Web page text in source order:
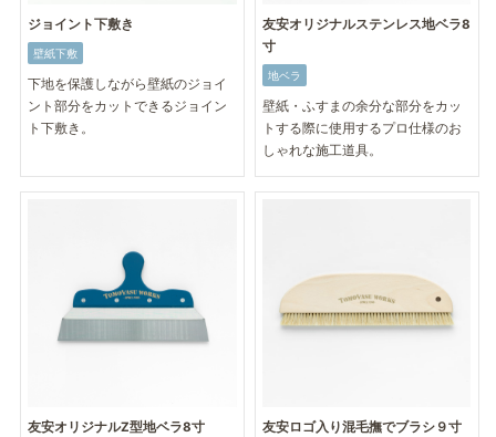
ジョイント下敷き
壁紙下敷
下地を保護しながら壁紙のジョイ
ント部分をカットできるジョイン
ト下敷き。
友安オリジナルステンレス地ベラ8
寸
地ベラ
壁紙・ふすまの余分な部分をカッ
トする際に使用するプロ仕様のお
しゃれな施工道具。
友安オリジナルZ型地ベラ8寸
友安ロゴ入り混毛撫でブラシ９寸